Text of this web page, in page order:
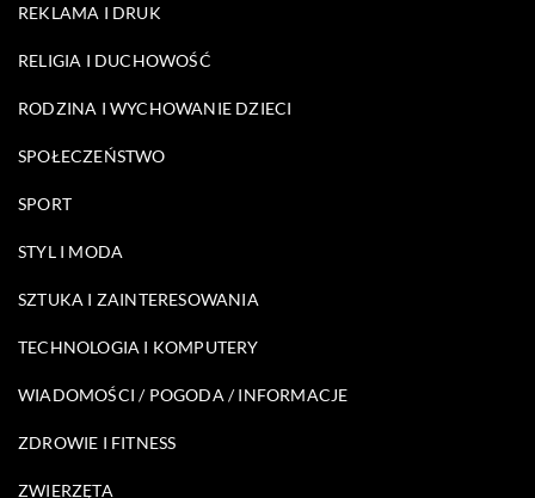
REKLAMA I DRUK
RELIGIA I DUCHOWOŚĆ
RODZINA I WYCHOWANIE DZIECI
SPOŁECZEŃSTWO
SPORT
STYL I MODA
SZTUKA I ZAINTERESOWANIA
TECHNOLOGIA I KOMPUTERY
WIADOMOŚCI / POGODA / INFORMACJE
ZDROWIE I FITNESS
ZWIERZĘTA